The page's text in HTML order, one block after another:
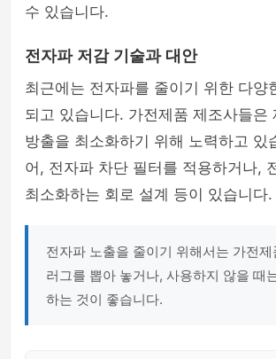
수 있습니다.
전자파 저감 기술과 대안
최근에는 전자파를 줄이기 위한 다양
되고 있습니다. 가전제품 제조사들은
방출을 최소화하기 위해 노력하고 있
어, 전자파 차단 필터를 적용하거나,
최소화하는 회로 설계 등이 있습니다.
전자파 노출을 줄이기 위해서는 가전
러그를 뽑아 놓거나, 사용하지 않을 때
하는 것이 좋습니다.